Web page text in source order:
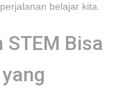
belajar kita.
Bisa